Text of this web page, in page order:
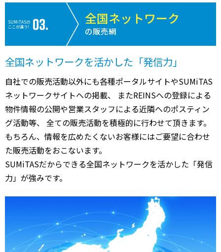
SUMiTASの
ここが違う!
全国ネットワーク
の販売網
全国ネットワークを活かした「発信力」
自社での販売活動以外にも各種ポータルサイトやSUMiTAS
ネットワークサイトへの掲載、 またREINSへの登録による
物件情報の公開や営業スタッフによる近隣へのポスティン
グ活動等、 全ての販売活動を積極的に行わせて頂きます。
もちろん、情報を広めたくないお客様にはご要望に合わせ
た販売活動をおこないます。
SUMiTASだからできる全国ネットワークを活かした「発信
力」が強みです。